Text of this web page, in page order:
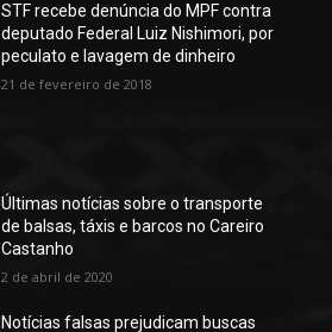
STF recebe denúncia do MPF contra
deputado Federal Luiz Nishimori, por
peculato e lavagem de dinheiro
21 de fevereiro de 2018
Últimas notícias sobre o transporte
de balsas, táxis e barcos no Careiro
Castanho
2 de abril de 2020
Notícias falsas prejudicam buscas